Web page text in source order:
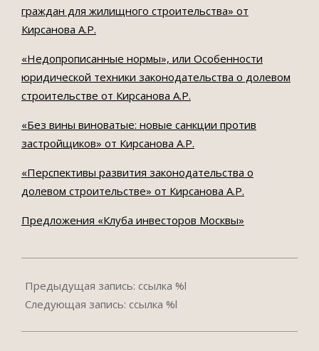
граждан для жилищного строительства» от
Кирсанова А.Р.
«Недопрописанные нормы», или Особенности
юридической техники законодательства о долевом
строительстве от Кирсанова А.Р.
«Без вины виноватые: новые санкции против
застройщиков» от Кирсанова А.Р.
«Перспективы развития законодательства о
долевом строительстве» от Кирсанова А.Р.
Предложения «Клуба инвесторов Москвы»
03-
01
Предыдущая запись: ссылка %l
Следующая запись: ссылка %l